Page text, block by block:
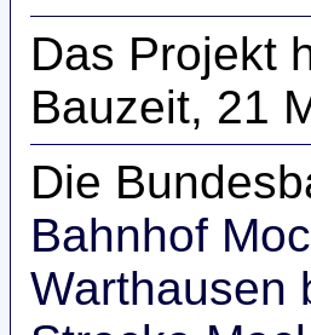
Das Projekt
Bauzeit, 21
Die
Bahnhof
Warthausen